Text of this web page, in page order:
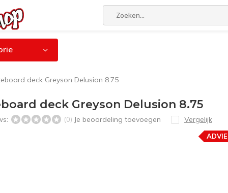
deck Greyson Delusion 8.75
deck Greyson Delusion 8.75
(0) Je beoordeling toevoegen Vergelijk